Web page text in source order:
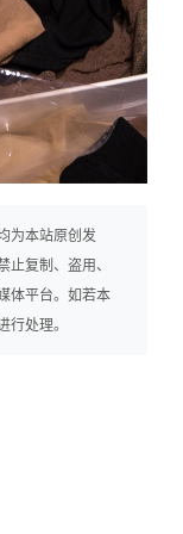
为本站原创发
复制、盗用、
体平台。如若本
行处理。